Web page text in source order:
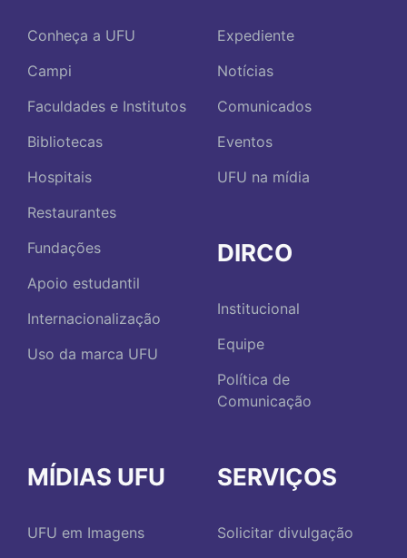
Conheça a UFU
Campi
Faculdades e Institutos
Bibliotecas
Hospitais
Restaurantes
Fundações
Apoio estudantil
Internacionalização
Uso da marca UFU
Expediente
Notícias
Comunicados
Eventos
UFU na mídia
DIRCO
Institucional
Equipe
Política de
Comunicação
MÍDIAS UFU
UFU em Imagens
SERVIÇOS
Solicitar divulgação